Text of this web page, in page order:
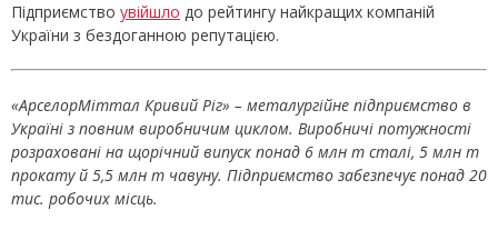
Підприємство увійшло до рейтингу найкращих компаній
України з бездоганною репутацією.
«АрселорМіттал Кривий Ріг» – металургійне підприємство в
Україні з повним виробничим циклом. Виробничі потужності
розраховані на щорічний випуск понад 6 млн т сталі, 5 млн т
прокату й 5,5 млн т чавуну. Підприємство забезпечує понад 20
тис. робочих місць.